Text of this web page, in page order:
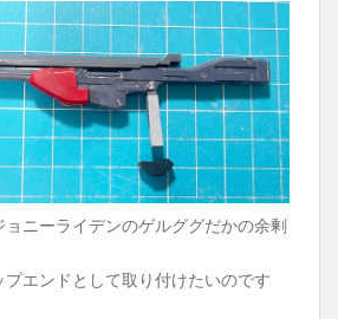
ョニーライデンのゲルググだかの余剰
エンドとして取り付けたいのです